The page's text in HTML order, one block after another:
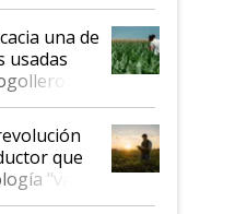
un
genética y
una de
usadas
El
clave
que
"va a